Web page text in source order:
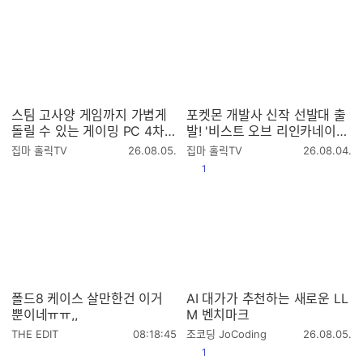
스팀 고사양 게임까지 가볍게
돌릴 수 있는 게이밍 PC 4차
공구 (8월 23일까지)
집마 홀릭TV
작
26.08.05.
포켓몬 개발사 신작 선발대 출
발! '비스트 오브 리인카네이션'
첫 방송 2K (라데온 9070XT
4K 풀옵)
집마 홀릭TV
작
26.08.04.
1
폴드8 케이스 살만한건 이거
뿐이네ㅠㅠ,,
THE EDIT
작
08:18:45
AI 대가가 추천하는 새로운 LL
M 벤치마크
조코딩 JoCoding
작
26.08.05.
1